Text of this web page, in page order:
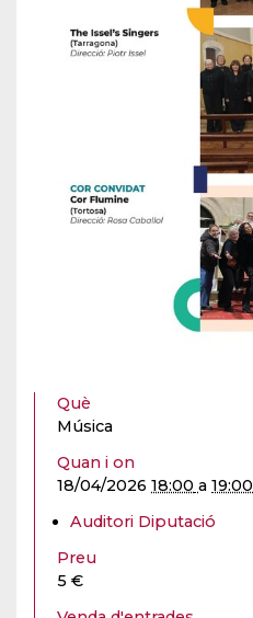
Què
Música
Quan i on
18/04/2026 18:00 a 19:00
Auditori Diputació
Preu
5 €